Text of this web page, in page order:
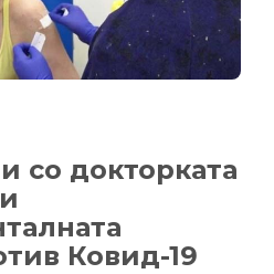
со докторката
Ковид-19